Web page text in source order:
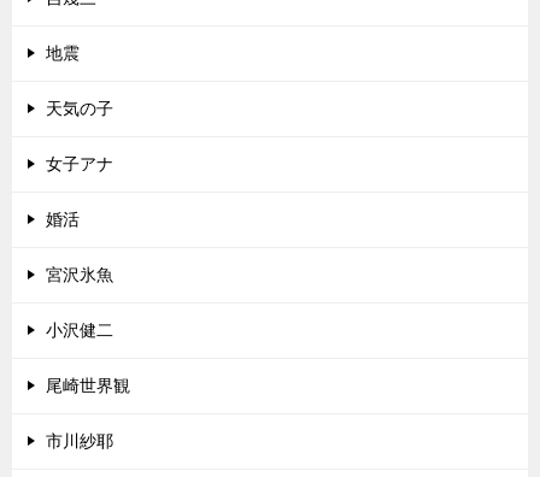
地震
天気の子
女子アナ
婚活
宮沢氷魚
小沢健二
尾崎世界観
市川紗耶